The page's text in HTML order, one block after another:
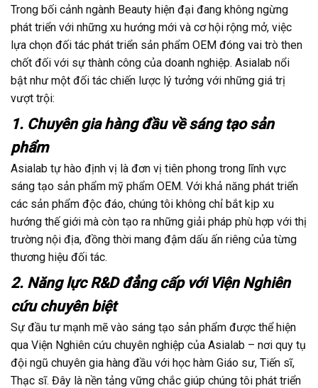
Trong bối cảnh ngành Beauty hiện đại đang không ngừng
phát triển với những xu hướng mới và cơ hội rộng mở, việc
lựa chọn đối tác phát triển sản phẩm OEM đóng vai trò then
chốt đối với sự thành công của doanh nghiệp. Asialab nổi
bật như một đối tác chiến lược lý tưởng với những giá trị
vượt trội:
1. Chuyên gia hàng đầu về sáng tạo sản
phẩm
Asialab tự hào định vị là đơn vị tiên phong trong lĩnh vực
sáng tạo sản phẩm mỹ phẩm OEM. Với khả năng phát triển
các sản phẩm độc đáo, chúng tôi không chỉ bắt kịp xu
hướng thế giới mà còn tạo ra những giải pháp phù hợp với thị
trường nội địa, đồng thời mang đậm dấu ấn riêng của từng
thương hiệu đối tác.
2. Năng lực R&D đẳng cấp với Viện Nghiên
cứu chuyên biệt
Sự đầu tư mạnh mẽ vào sáng tạo sản phẩm được thể hiện
qua Viện Nghiên cứu chuyên nghiệp của Asialab – nơi quy tụ
đội ngũ chuyên gia hàng đầu với học hàm Giáo sư, Tiến sĩ,
Thạc sĩ. Đây là nền tảng vững chắc giúp chúng tôi phát triển